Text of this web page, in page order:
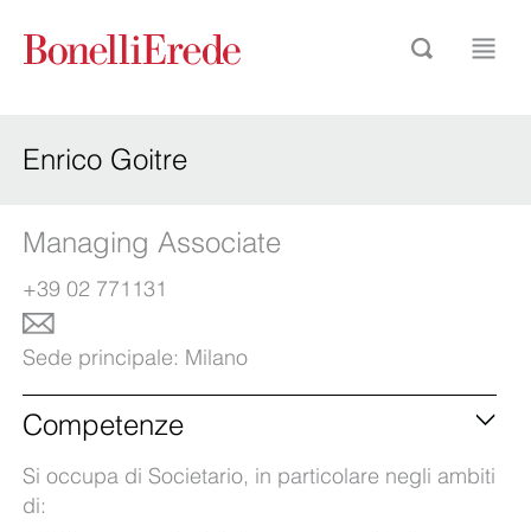
Enrico Goitre
Managing Associate
+39 02 771131
Sede principale: Milano
Competenze
Si occupa di Societario, in particolare negli ambiti
di: